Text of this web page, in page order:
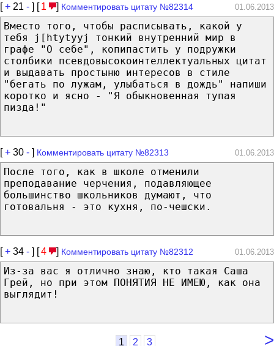
[+ 21 - ] [ 1 ] Комментировать цитату №82314 01.06.2013
Вместо того, чтобы расписывать, какой у
тебя j[htytyyj тонкий внутренний мир в
графе "О себе", копипастить у подружки
столбики псевдовысокоинтеллектуальных цитат
и выдавать простыню интересов в стиле
"бегать по лужам, улыбаться в дождь" напиши
коротко и ясно - "Я обыкновенная тупая
пизда!"
[+ 30 - ] Комментировать цитату №82313 01.06.2013
После того, как в школе отменили
преподавание черчения, подавляющее
большинство школьников думают, что
готовальня - это кухня, по-чешски.
[+ 34 - ] [4 ] Комментировать цитату №82312 01.06.2013
Из-за вас я отлично знаю, кто такая Саша
Грей, но при этом ПОНЯТИЯ НЕ ИМЕЮ, как она
выглядит!
>
1 2 3